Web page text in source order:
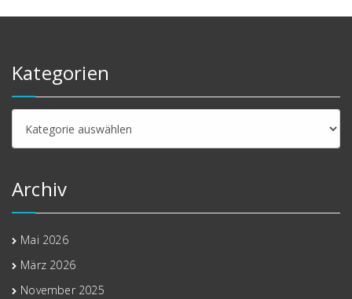
Kategorien
Kategorien
Archiv
Mai 2026
März 2026
November 2025